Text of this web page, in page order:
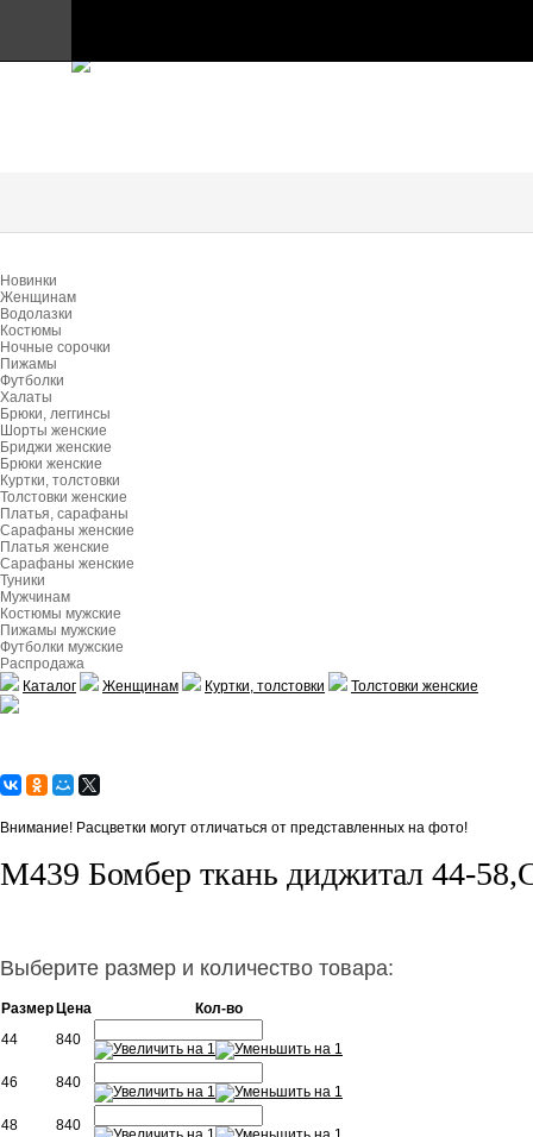
Доставка и Оплата
Контакты
Новинки
Женщинам
Водолазки
Костюмы
Ночные сорочки
Пижамы
Футболки
Халаты
Брюки, леггинсы
Шорты женские
Бриджи женские
Брюки женские
Куртки, толстовки
Толстовки женские
Платья, сарафаны
Сарафаны женские
Платья женские
Сарафаны женские
Туники
Мужчинам
Костюмы мужские
Пижамы мужские
Футболки мужские
Распродажа
Каталог
Женщинам Куртки, толстовки Толстовки женские
Внимание! Расцветки могут отличаться от представленных на фото!
М439 Бомбер ткань диджитал 44-
Выберите размер и количество товара:
Размер Цена
Кол-во
44
840
46 840
48 840